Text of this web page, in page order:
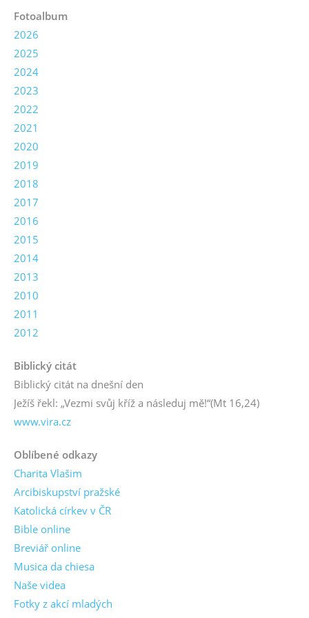
Fotoalbum
2026
2025
2024
2023
2022
2021
2020
2019
2018
2017
2016
2015
2014
2013
2010
2011
2012
Biblický citát
Biblický citát na dnešní den
Ježíš řekl: „Vezmi svůj kříž a následuj mě!“(Mt 16,24)
www.vira.cz
Oblíbené odkazy
Charita Vlašim
Arcibiskupství pražské
Katolická církev v ČR
Bible online
Breviář online
Musica da chiesa
Naše videa
Fotky z akcí mladých